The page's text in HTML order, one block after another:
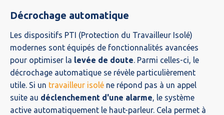
Décrochage automatique
Les dispositifs PTI (Protection du Travailleur Isolé)
modernes sont équipés de fonctionnalités avancées
pour optimiser la levée de doute . Parmi celles-ci, le
décrochage automatique se révèle particulièrement
utile. Si un travailleur isolé ne répond pas à un appel
suite au déclenchement d'une alarme , le système
active automatiquement le haut-parleur. Cela permet à